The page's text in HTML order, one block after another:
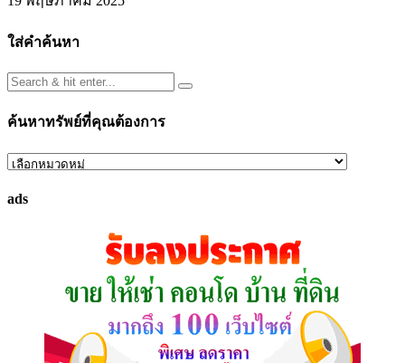
ใส่คำค้นหา
ค้นหาทรัพย์ที่คุณต้องการ
ค้นหา
ที่
ads